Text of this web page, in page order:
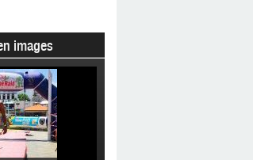
images